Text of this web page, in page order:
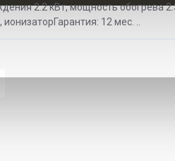
2.2 кВт, мощность обогрева
12 мес. ..